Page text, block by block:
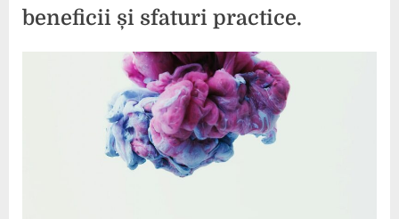
beneficii și sfaturi practice.